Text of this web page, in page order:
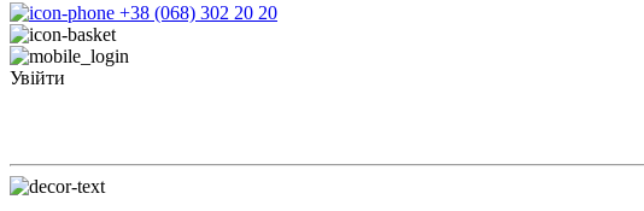
+38 (068) 302 20 20
Увійти